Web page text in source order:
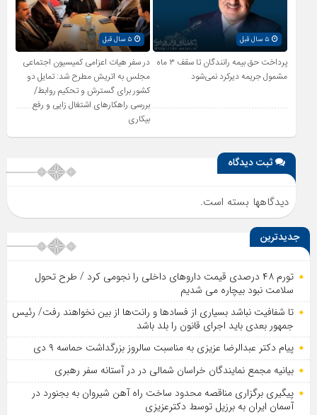
۵ سال قبل
پرداخت حق بیمه رانندگان تا سقف ۳ ماه
مشمول جریمه دیرکرد نمی‌شود
۵ سال قبل
در سفر هیات اعزامی کمیسیون اجتماعی
مجلس به اتریش مطرح شد: تمایل دو
کشور برای گسترش و تحکیم روابط/
بررسی راهکارهای اشتغال زایی و رفع
بیکاری
ثبت دیدگاه
دیدگاهها بسته است.
جدیدترین
تورم ۴۸ درصدی قیمت داروهای داخلی را نجومی کرد / طرح تحول
سلامت نبود بیچاره می شدیم
تا شفافیت نباشد بسیاری از فساد‌ها و رانت‌ها از بین نخواهند رفت/ رئیس
جمهور بعدی باید اجرای قانون را بلد باشد
پیام دکتر عبدالرضا عزیزی به مناسبت سالروز بزرگداشت حماسه ۹ دی
بیانیه مجمع نمایندگان خراسان شمالی در در آستانه سفر رهبری
پیگیری برگزاری مناقصه محدود ساخت راه آهن شیروان به بجنورد در
آسمان ایران به برزیل توسط دکترعزیزی